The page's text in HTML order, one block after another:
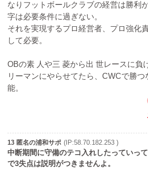
なりフットボールクラブの経営は勝利
字は必要条件に過ぎない。
それを実現するプロ経営者、プロ強化
して必要。
OBの素 人や三 菱から出 世レースに負
リーマンにやらせてたら、CWCで勝つ
能。
13 匿名の浦和サポ (IP:58.70.182.253 )
中断期間に守備のテコ入れしたっていっ
で3失点は説明がつきませんよ。